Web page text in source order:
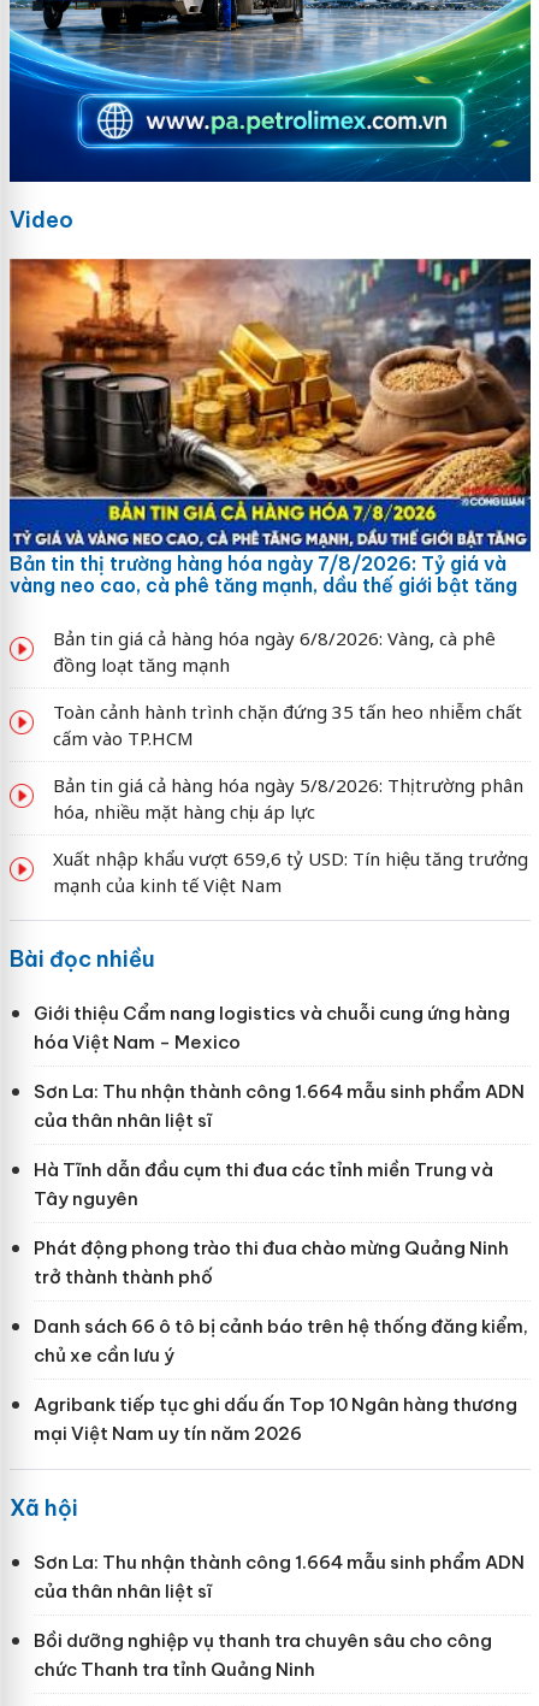
Video
Bản tin thị trường hàng hóa ngày 7/8/2026: Tỷ giá và
vàng neo cao, cà phê tăng mạnh, dầu thế giới bật tăng
Bản tin giá cả hàng hóa ngày 6/8/2026: Vàng, cà phê
đồng loạt tăng mạnh
Toàn cảnh hành trình chặn đứng 35 tấn heo nhiễm chất
cấm vào TP.HCM
Bản tin giá cả hàng hóa ngày 5/8/2026: Thị trường phân
hóa, nhiều mặt hàng chịu áp lực
Xuất nhập khẩu vượt 659,6 tỷ USD: Tín hiệu tăng trưởng
mạnh của kinh tế Việt Nam
Bài đọc nhiều
Giới thiệu Cẩm nang logistics và chuỗi cung ứng hàng
hóa Việt Nam - Mexico
Sơn La: Thu nhận thành công 1.664 mẫu sinh phẩm ADN
của thân nhân liệt sĩ
Hà Tĩnh dẫn đầu cụm thi đua các tỉnh miền Trung và
Tây nguyên
Phát động phong trào thi đua chào mừng Quảng Ninh
trở thành thành phố
Danh sách 66 ô tô bị cảnh báo trên hệ thống đăng kiểm,
chủ xe cần lưu ý
Agribank tiếp tục ghi dấu ấn Top 10 Ngân hàng thương
mại Việt Nam uy tín năm 2026
Xã hội
Sơn La: Thu nhận thành công 1.664 mẫu sinh phẩm ADN
của thân nhân liệt sĩ
Bồi dưỡng nghiệp vụ thanh tra chuyên sâu cho công
chức Thanh tra tỉnh Quảng Ninh